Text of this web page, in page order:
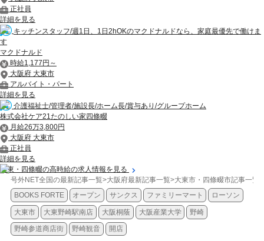
正社員
詳細を見る
キッチンスタッフ/週1日、1日2hOKのマクドナルドなら、家庭最優先で働けま
す
マクドナルド
時給1,177円～
大阪府 大東市
アルバイト・パート
詳細を見る
介護福祉士/管理者/施設長/ホーム長/賞与あり/グループホーム
株式会社ケア21たのしい家四條畷
月給26万3,800円
大阪府 大東市
正社員
詳細を見る
大東・四條畷の高時給の求人情報を見る
号外NET全国の最新記事一覧>大阪府最新記事一覧>大東市・四條畷市記事一覧
BOOKS FORTE
オープン サンクス ファミリーマート ローソン
大東市 大東野崎駅南店 大阪桐蔭 大阪産業大学 野崎
野崎参道商店街 野崎観音 開店